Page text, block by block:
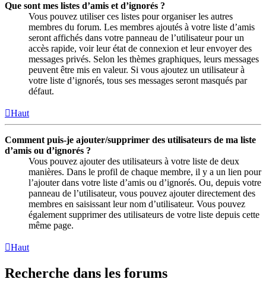
Que sont mes listes d’amis et d’ignorés ?
Vous pouvez utiliser ces listes pour organiser les autres
membres du forum. Les membres ajoutés à votre liste d’amis
seront affichés dans votre panneau de l’utilisateur pour un
accès rapide, voir leur état de connexion et leur envoyer des
messages privés. Selon les thèmes graphiques, leurs messages
peuvent être mis en valeur. Si vous ajoutez un utilisateur à
votre liste d’ignorés, tous ses messages seront masqués par
défaut.
Haut
Comment puis-je ajouter/supprimer des utilisateurs de ma liste
d’amis ou d’ignorés ?
Vous pouvez ajouter des utilisateurs à votre liste de deux
manières. Dans le profil de chaque membre, il y a un lien pour
l’ajouter dans votre liste d’amis ou d’ignorés. Ou, depuis votre
panneau de l’utilisateur, vous pouvez ajouter directement des
membres en saisissant leur nom d’utilisateur. Vous pouvez
également supprimer des utilisateurs de votre liste depuis cette
même page.
Haut
Recherche dans les forums